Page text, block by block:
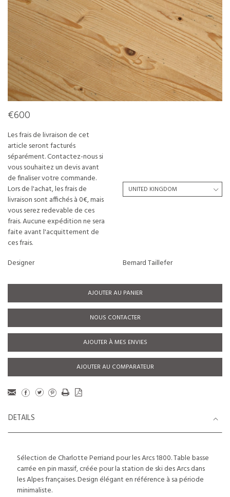
€600
Les frais de livraison de cet
article seront facturés
séparément. Contactez-nous si
vous souhaitez un devis avant
de finaliser votre commande.
Lors de l'achat, les frais de
livraison sont affichés à 0€, mais
vous serez redevable de ces
frais. Aucune expédition ne sera
faite avant l'acquittement de
ces frais.
Designer
Bernard Taillefer
AJOUTER AU PANIER
NOUS CONTACTER
AJOUTER À MES ENVIES
AJOUTER AU COMPARATEUR
DETAILS
Sélection de Charlotte Perriand pour les Arcs 1800. Table basse
carrée en pin massif, créée pour la station de ski des Arcs dans
les Alpes françaises. Design élégant en référence à sa période
minimaliste.